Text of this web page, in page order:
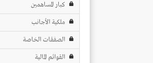
كبار المساهمين
ملكية الأجانب
الصفقات الخاصة
القوائم المالية